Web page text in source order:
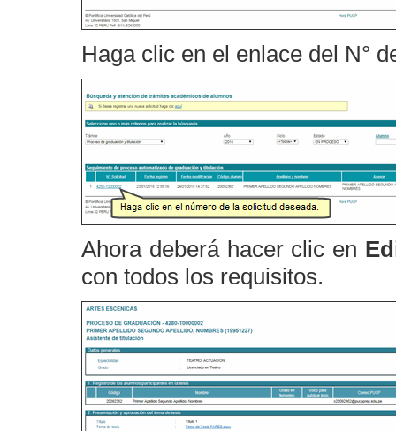
Haga clic en el enlace del N°
Ahora deberá hacer clic en
con todos los requisitos.